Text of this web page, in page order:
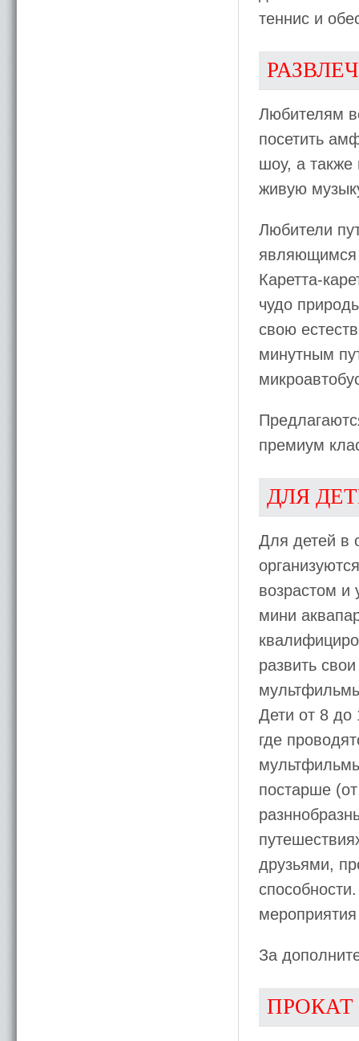
теннис и
Любителям
посетить
шоу, а также
живую
Любители
являющимся
Каретта-
чудо
свою
минутным
премиум
ДЛЯ
Для детей в
возрастом и
мини
развить
Дети от 8 до
где
постарше
друзьями,
За
ПРОКАТ